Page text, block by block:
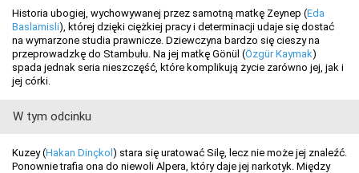
Historia ubogiej, wychowywanej przez samotną matkę Zeynep (Eda
Baslamisli), której dzięki ciężkiej pracy i determinacji udaje się dostać
na wymarzone studia prawnicze. Dziewczyna bardzo się cieszy na
przeprowadzkę do Stambułu. Na jej matkę Gönül (Özgür Kaymak)
spada jednak seria nieszczęść, które komplikują życie zarówno jej, jak i
jej córki.
W tym odcinku
Kuzey (Hakan Dinçkol ) stara się uratować Silę, lecz nie może jej znaleźć.
Ponownie trafia ona do niewoli Alpera, który daje jej narkotyk. Między